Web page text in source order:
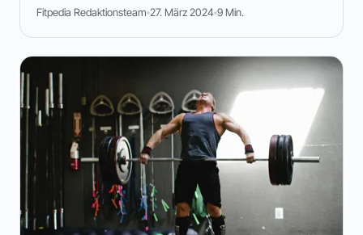
Fitpedia Redaktionsteam 27. März 2024 9 Min.